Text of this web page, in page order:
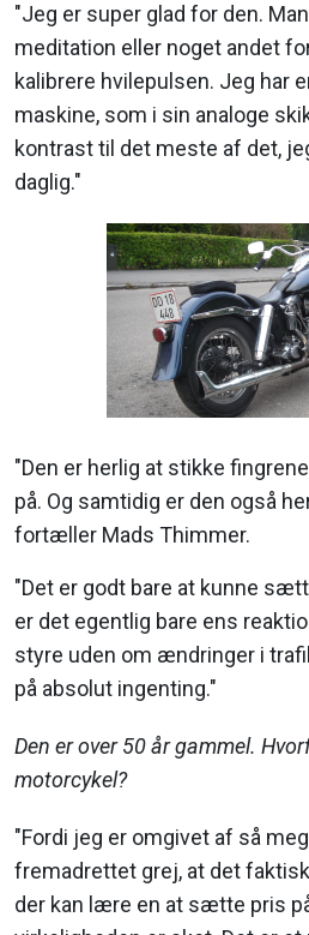
"Jeg er super glad for den.
meditation eller noget andet
kalibrere hvilepulsen. Jeg har
maskine, som i sin analoge
kontrast til det meste af det,
daglig."
"Den er herlig at stikke
på. Og samtidig er den også
fortæller Mads Thimmer.
"Det er godt bare at kunne
er det egentlig bare ens
styre uden om ændringer i
på absolut ingenting."
Den er over 50 år gammel.
motorcykel?
"Fordi jeg er omgivet af så
fremadrettet grej, at det
der kan lære en at sætte pris